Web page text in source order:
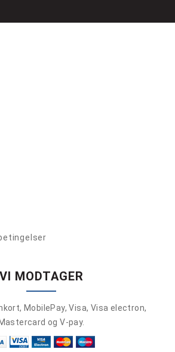
VI MODTAGER
MobilePay, Visa, Visa electron,
Mastercard og V-pay.